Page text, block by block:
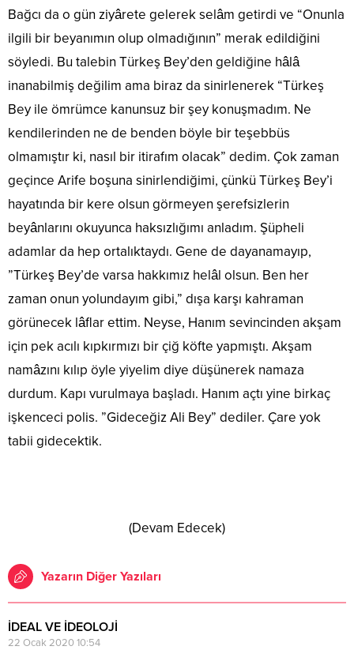
Bağcı da o gün ziyârete gelerek selâm getirdi ve “Onunla
ilgili bir beyanımın olup olmadığının” merak edildiğini
söyledi. Bu talebin Türkeş Bey’den geldiğine hâlâ
inanabilmiş değilim ama biraz da sinirlenerek “Türkeş
Bey ile ömrümce kanunsuz bir şey konuşmadım. Ne
kendilerinden ne de benden böyle bir teşebbüs
olmamıştır ki, nasıl bir itirafım olacak” dedim. Çok zaman
geçince Arife boşuna sinirlendiğimi, çünkü Türkeş Bey’i
hayatında bir kere olsun görmeyen şerefsizlerin
beyânlarını okuyunca haksızlığımı anladım. Şüpheli
adamlar da hep ortalıktaydı. Gene de dayanamayıp,
”Türkeş Bey’de varsa hakkımız helâl olsun. Ben her
zaman onun yolundayım gibi,” dışa karşı kahraman
görünecek lâflar ettim. Neyse, Hanım sevincinden akşam
için pek acılı kıpkırmızı bir çiğ köfte yapmıştı. Akşam
namâzını kılıp öyle yiyelim diye düşünerek namaza
durdum. Kapı vurulmaya başladı. Hanım açtı yine birkaç
işkenceci polis. ”Gideceğiz Ali Bey” dediler. Çare yok
tabii gidecektik.
(Devam Edecek)
Yazarın Diğer Yazıları
İDEAL VE İDEOLOJİ
22 Ocak 2020 10:54